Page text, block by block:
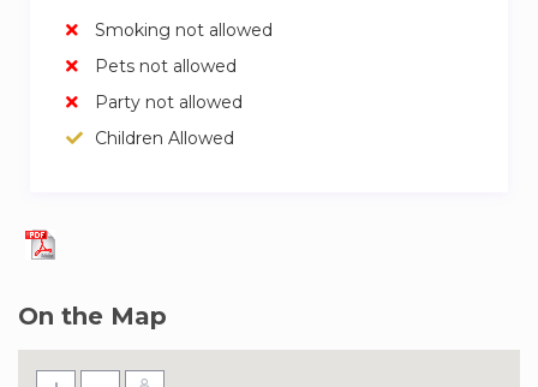
Smoking not allowed
Pets not allowed
Party not allowed
Children Allowed
On the Map